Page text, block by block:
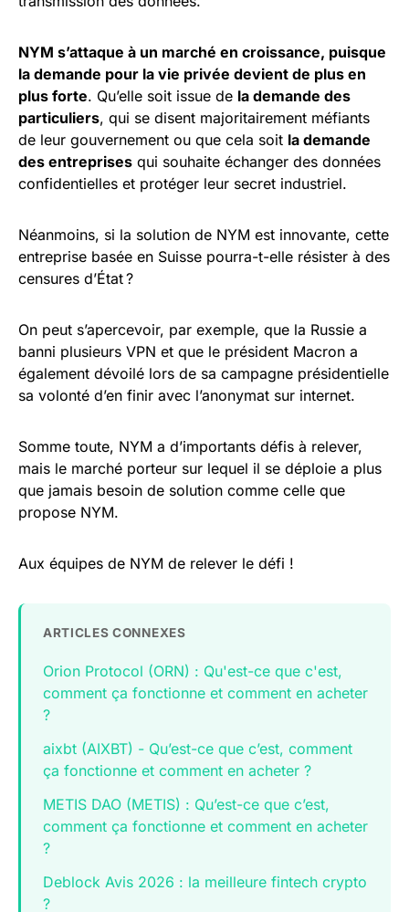
NYM s’attaque à un marché en croissance, puisque
la demande pour la vie privée devient de plus en
plus forte. Qu’elle soit issue de la demande des
particuliers, qui se disent majoritairement méfiants
de leur gouvernement ou que cela soit la demande
des entreprises qui souhaite échanger des données
confidentielles et protéger leur secret industriel.
Néanmoins, si la solution de NYM est innovante, cette
entreprise basée en Suisse pourra-t-elle résister à des
censures d’État ?
On peut s’apercevoir, par exemple, que la Russie a
banni plusieurs VPN et que le président Macron a
également dévoilé lors de sa campagne présidentielle
sa volonté d’en finir avec l’anonymat sur internet.
Somme toute, NYM a d’importants défis à relever,
mais le marché porteur sur lequel il se déploie a plus
que jamais besoin de solution comme celle que
propose NYM.
Aux équipes de NYM de relever le défi !
ARTICLES CONNEXES
Orion Protocol (ORN) : Qu'est-ce que c'est,
comment ça fonctionne et comment en acheter
?
aixbt (AIXBT) - Qu’est-ce que c’est, comment
ça fonctionne et comment en acheter ?
METIS DAO (METIS) : Qu’est-ce que c’est,
comment ça fonctionne et comment en acheter
?
Deblock Avis 2026 : la meilleure fintech crypto
?